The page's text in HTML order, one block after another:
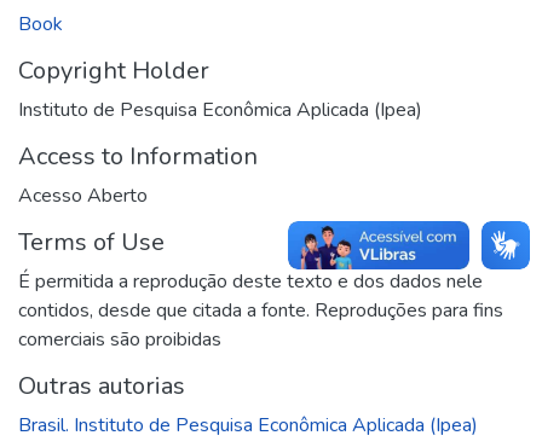
Book
Copyright Holder
Instituto de Pesquisa Econômica Aplicada (Ipea)
Access to Information
Acesso Aberto
Terms of Use
É permitida a reprodução deste texto e dos dados nele
contidos, desde que citada a fonte. Reproduções para fins
comerciais são proibidas
Outras autorias
Brasil. Instituto de Pesquisa Econômica Aplicada (Ipea)